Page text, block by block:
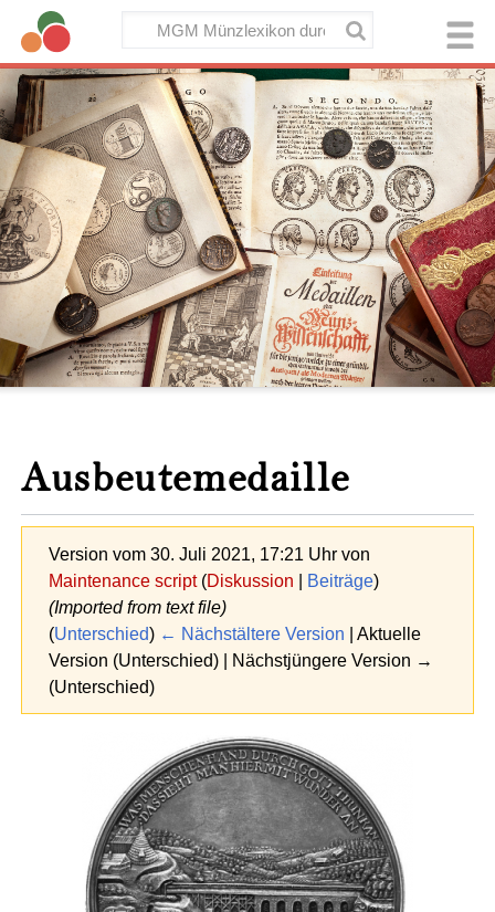
Ausbeutemedaille
Version vom 30. Juli 2021, 17:21 Uhr von
Maintenance script (Diskussion | Beiträge)
(Imported from text file)
(Unterschied) ← Nächstältere Version | Aktuelle
Version (Unterschied) | Nächstjüngere Version →
(Unterschied)